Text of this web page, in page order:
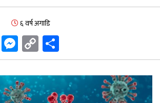
६ वर्ष अगाडि
Twitter
Messenger
Copy
Link